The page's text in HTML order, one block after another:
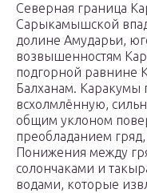
Северная граница
Сарыкамышской
долине Амударьи,
возвышенностям
подгорной равнине
Балханам. Каракумы
всхолмлённую,
общим уклоном
преобладанием
Понижения между
солончаками и
водами, которые